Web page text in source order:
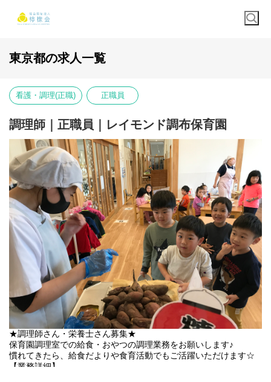
東京都の求人一覧
看護・調理(正職) 正職員
調理師｜正職員｜レイモンド調布保育園
★調理師さん・栄養士さん募集★
保育園調理室での給食・おやつの調理業務をお願いします♪
慣れてきたら、給食だよりや食育活動でもご活躍いただけます☆
【業務詳細】